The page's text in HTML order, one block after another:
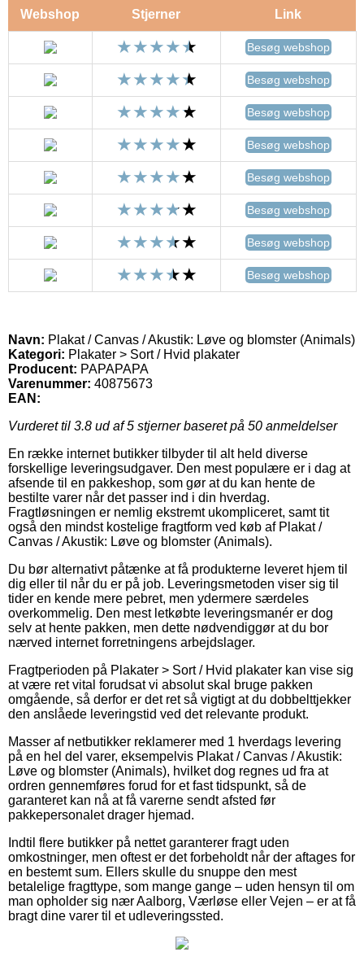
Webshop Stjerner Link
Besøg webshop
Besøg webshop
Besøg webshop
Besøg webshop
Besøg webshop
Besøg webshop
Besøg webshop
Besøg webshop
Navn: Plakat / Canvas / Akustik: Løve og blomster (Animals)
Kategori: Plakater > Sort / Hvid plakater
Producent: PAPAPAPA
Varenummer: 40875673
EAN:
Vurderet til 3.8 ud af 5 stjerner baseret på 50 anmeldelser
En række internet butikker tilbyder til alt held diverse
forskellige leveringsudgaver. Den mest populære er i dag at
afsende til en pakkeshop, som gør at du kan hente de
bestilte varer når det passer ind i din hverdag.
Fragtløsningen er nemlig ekstremt ukompliceret, samt tit
også den mindst kostelige fragtform ved køb af Plakat /
Canvas / Akustik: Løve og blomster (Animals).
Du bør alternativt påtænke at få produkterne leveret hjem til
dig eller til når du er på job. Leveringsmetoden viser sig til
tider en kende mere pebret, men ydermere særdeles
overkommelig. Den mest letkøbte leveringsmanér er dog
selv at hente pakken, men dette nødvendiggør at du bor
nærved internet forretningens arbejdslager.
Fragtperioden på Plakater > Sort / Hvid plakater kan vise sig
at være ret vital forudsat vi absolut skal bruge pakken
omgående, så derfor er det ret så vigtigt at du dobbelttjekker
den anslåede leveringstid ved det relevante produkt.
Masser af netbutikker reklamerer med 1 hverdags levering
på en hel del varer, eksempelvis Plakat / Canvas / Akustik:
Løve og blomster (Animals), hvilket dog regnes ud fra at
ordren gennemføres forud for et fast tidspunkt, så de
garanteret kan nå at få varerne sendt afsted før
pakkepersonalet drager hjemad.
Indtil flere butikker på nettet garanterer fragt uden
omkostninger, men oftest er det forbeholdt når der aftages for
en bestemt sum. Ellers skulle du snuppe den mest
betalelige fragttype, som mange gange – uden hensyn til om
man opholder sig nær Aalborg, Værløse eller Vejen – er at få
bragt dine varer til et udleveringssted.